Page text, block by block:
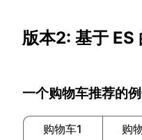
版本2: 基于 ES
一个购物车推荐的
购物车1 购